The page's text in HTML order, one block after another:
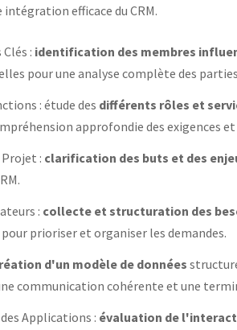
efficace du CRM.
: identification des membres
pour une analyse complète des
: étude des différents rôles et
approfondie des exigences
: clarification des buts et des
: collecte et structuration des
prioriser et organiser les demandes.
d'un modèle de données
communication cohérente et une
Applications : évaluation de